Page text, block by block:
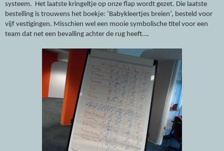
systeem. Het laatste kringeltje op onze flap wordt gezet. Die laatste
bestelling is trouwens het boekje: ‘Babykleertjes breien’, besteld voor
vijf vestigingen. Misschien wel een mooie symbolische titel voor een
team dat net een bevalling achter de rug heeft….